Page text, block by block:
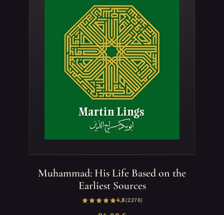
Muhammad: His Life Based on the
Earliest Sources
4,8(2 276)